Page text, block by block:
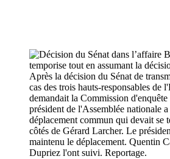
Après la décision du Sénat de
cas des trois hauts-responsables de
demandait la Commission
président de l'Assemblée nationale
déplacement commun qui devait se
côtés de Gérard Larcher. Le
maintenu le déplacement. Quentin
Dupriez l'ont suivi. Reportage.